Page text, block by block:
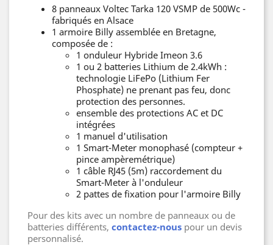
8 panneaux Voltec Tarka 120 VSMP de 500Wc -
fabriqués en Alsace
1 armoire Billy assemblée en Bretagne,
composée de :
1 onduleur Hybride Imeon 3.6
1 ou 2 batteries Lithium de 2.4kWh :
technologie LiFePo (Lithium Fer
Phosphate) ne prenant pas feu, donc
protection des personnes.
ensemble des protections AC et DC
intégrées
1 manuel d'utilisation
1 Smart-Meter monophasé (compteur +
pince ampèremétrique)
1 câble RJ45 (5m) raccordement du
Smart-Meter à l'onduleur
2 pattes de fixation pour l'armoire Billy
Pour des kits avec un nombre de panneaux ou de
batteries différents, contactez-nous pour un devis
personnalisé.